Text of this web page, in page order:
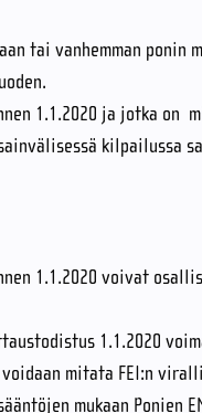
tai vanhemman ponin
1.1.2020 ja jotka on
kilpailussa
1.1.2020 voivat
1.1.2020
mitata FEI:n
mukaan Ponien